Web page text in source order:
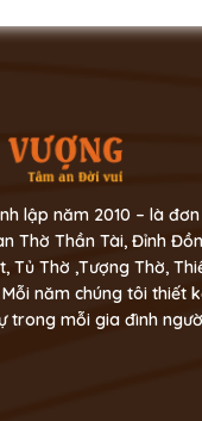
thờ thần tài có giá
chăng và đảm bảo
bàn thờ thần tài gỗ
các loại bàn thờ
hàng vui lòng liên
nhé! Thông tin liên
vui Địa chỉ: 211 Bạch
Website:
Fanpage:Đồ
Tài
lập năm 2010 – là
Thờ Thần Tài, Đỉnh
Tủ Thờ ,Tượng Thờ,
năm chúng tôi thiết
trong mỗi gia đình